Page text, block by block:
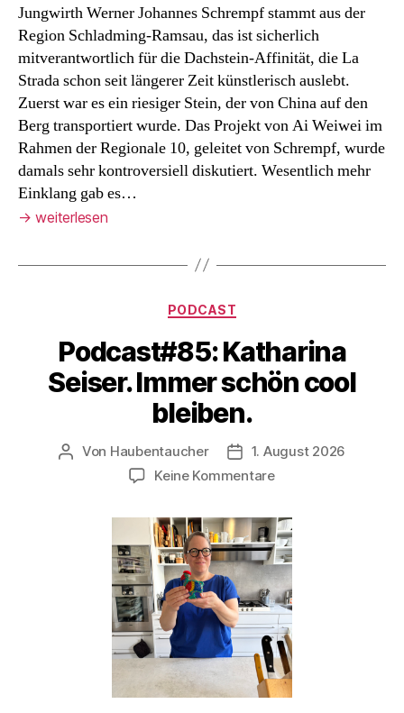
Jungwirth Werner Johannes Schrempf stammt aus der
Region Schladming-Ramsau, das ist sicherlich
mitverantwortlich für die Dachstein-Affinität, die La
Strada schon seit längerer Zeit künstlerisch auslebt.
Zuerst war es ein riesiger Stein, der von China auf den
Berg transportiert wurde. Das Projekt von Ai Weiwei im
Rahmen der Regionale 10, geleitet von Schrempf, wurde
damals sehr kontroversiell diskutiert. Wesentlich mehr
Einklang gab es…
→ weiterlesen
Kategorien
PODCAST
Podcast#85: Katharina
Seiser. Immer schön cool
bleiben.
Beitragsautor
Von Haubentaucher Veröffentlichungsdatum
1. August 2026
Keine Kommentarezu
Katharina
Seiser.
Immer
schön
cool
bleiben.